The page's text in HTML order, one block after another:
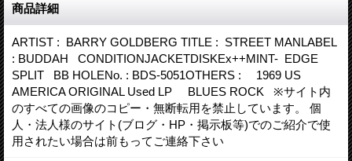
商品詳細
ARTIST : BARRY GOLDBERG TITLE : STREET MANLABEL
: BUDDAH CONDITIONJACKETDISKEx++MINT- EDGE
SPLIT BB HOLENo. : BDS-5051OTHERS : 1969 US
AMERICA ORIGINAL Used LP BLUES ROCK ※サイト内
のすべての画像のコピー・無断転用を禁止しています。 個
人・法人様のサイト(ブログ・HP・掲示板等)でのご紹介で使
用されたい場合は前もってご連絡下さい